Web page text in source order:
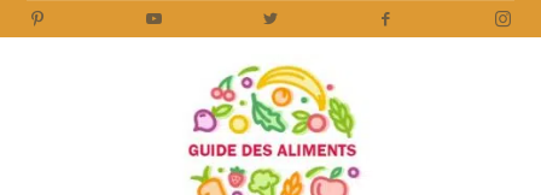
Aliments